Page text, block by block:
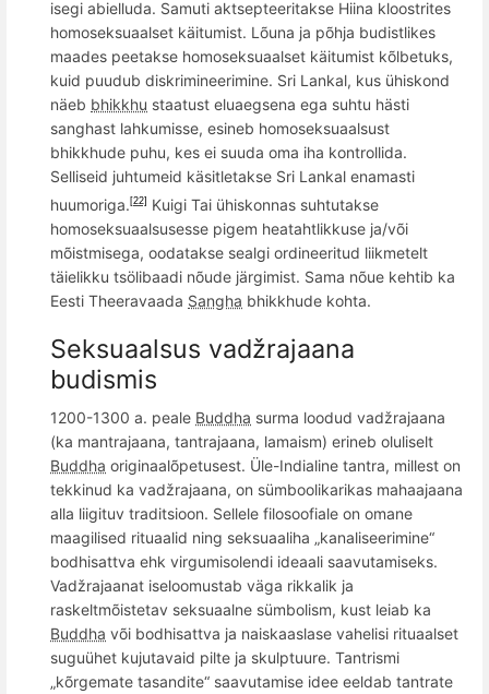
isegi abielluda. Samuti aktsepteeritakse Hiina kloostrites
homoseksuaalset käitumist. L õuna ja põhja budistlikes
maades peetakse homoseksuaalset käitumist kõlbetuks,
kuid puudub diskrimineerimine. Sri Lankal, kus ühiskond
näeb bhikkhu staatust eluaegsena ega suhtu hästi
sanghast lahkumisse, esineb homoseksuaalsust
bhikkhude puhu, kes ei suuda oma iha kontrollida.
Selliseid juhtumeid käsitletakse Sri Lankal enamasti
huumoriga. [22] Kuigi Tai ühiskonnas suhtutakse
homoseksuaalsusesse pigem heatahtlikkuse ja/või
mõistmisega, oodatakse sealgi ordineeritud liikmetelt
täielikku tsölibaadi nõude järgimist. Sama nõue kehtib ka
Eesti Theeravaada Sangha bhikkhude kohta.
Seksuaalsus vadžrajaana
budismis
1200-1300 a. peale Buddha surma loodud vadžrajaana
(ka mantrajaana, tantrajaana, lamaism) erineb oluliselt
Buddha originaalõpetusest. Üle-Indialine tantra, millest on
tekkinud ka vadžrajaana, on sümboolikarikas mahaajaana
alla liigituv traditsioon. Sellele filosoofiale on omane
maagilised rituaalid ning seksuaaliha „kanaliseerimine“
bodhisattva ehk virgumisolendi ideaali saavutamiseks.
Vadžrajaanat iseloomustab väga rikkalik ja
raskeltmõistetav seksuaalne sümbolism, kust leiab ka
Buddha või bodhisattva ja naiskaaslase vahelisi rituaalset
suguühet kujutavaid pilte ja skulptuure. Tantrismi
„kõrgemate tasandite“ saavutamise idee eeldab tantrate